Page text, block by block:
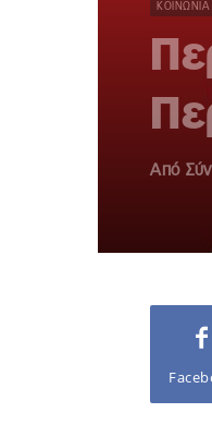
ΚΟΙΝΩΝΊΑ
Από